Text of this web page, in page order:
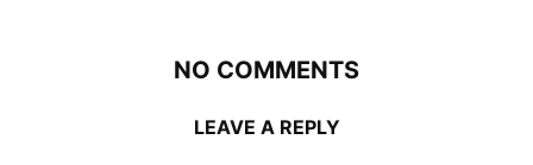
NO COMMENTS
LEAVE A REPLY